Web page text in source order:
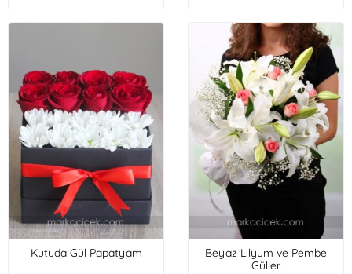
Kutuda Gül Papatyam
Beyaz Lilyum ve Pembe
Güller